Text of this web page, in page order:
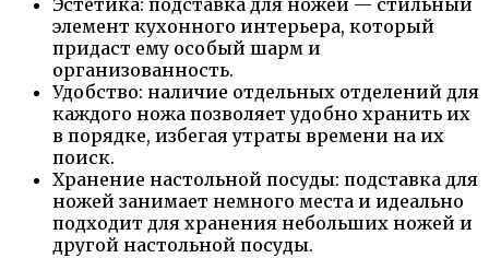
Эстетика: подставка для ножей — стильный
элемент кухонного интерьера, который
придаст ему особый шарм и
организованность.
Удобство: наличие отдельных отделений для
каждого ножа позволяет удобно хранить их
в порядке, избегая утраты времени на их
поиск.
Хранение настольной посуды: подставка для
ножей занимает немного места и идеально
подходит для хранения небольших ножей и
другой настольной посуды.